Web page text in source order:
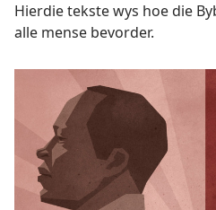
Hierdie tekste wys hoe die
alle mense bevorder.